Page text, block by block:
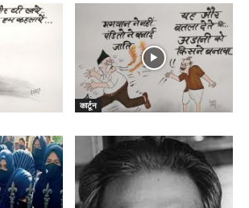
कार्टून